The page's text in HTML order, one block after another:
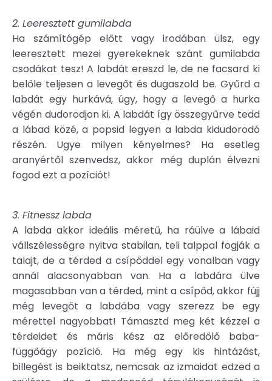
2. Leeresztett gumilabda
Ha számítógép előtt vagy irodában ülsz, egy
leeresztett mezei gyerekeknek szánt gumilabda
csodákat tesz! A labdát ereszd le, de ne facsard ki
belőle teljesen a levegőt és dugaszold be. Gyűrd a
labdát egy hurkává, úgy, hogy a levegő a hurka
végén dudorodjon ki. A labdát így összegyűrve tedd
a lábad közé, a popsid legyen a labda kidudorodó
részén. Ugye milyen kényelmes? Ha esetleg
aranyértől szenvedsz, akkor még duplán élvezni
fogod ezt a pozíciót!
3. Fitnessz labda
A labda akkor ideális méretű, ha ráülve a lábaid
vállszélességre nyitva stabilan, teli talppal fogják a
talajt, de a térded a csípőddel egy vonalban vagy
annál alacsonyabban van. Ha a labdára ülve
magasabban van a térded, mint a csípőd, akkor fújj
még levegőt a labdába vagy szerezz be egy
mérettel nagyobbat! Támasztd meg két kézzel a
térdeidet és máris kész az előredőlő baba-
függőágy pozíció. Ha még egy kis hintázást,
billegést is beiktatsz, nemcsak az izmaidat edzed a